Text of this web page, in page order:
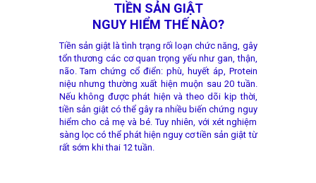
TIỀN SẢN GIẬT
NGUY HIỂM THẾ NÀO?
Tiền sản giật là tình trạng rối loạn chức năng, gây
tổn thương các cơ quan trọng yếu như gan, thận,
não. Tam chứng cổ điển: phù, huyết áp, Protein
niệu nhưng thường xuất hiện muộn sau 20 tuần.
Nếu không được phát hiện và theo dõi kịp thời,
tiền sản giật có thể gây ra nhiều biến chứng nguy
hiểm cho cả mẹ và bé. Tuy nhiên, với xét nghiệm
sàng lọc có thể phát hiện nguy cơ tiền sản giật từ
rất sớm khi thai 12 tuần.